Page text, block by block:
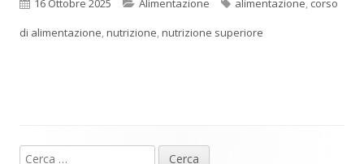
16 Ottobre 2025 Alimentazione alimentazione, corso
di alimentazione,nutrizione,nutrizione superiore
Ricerca